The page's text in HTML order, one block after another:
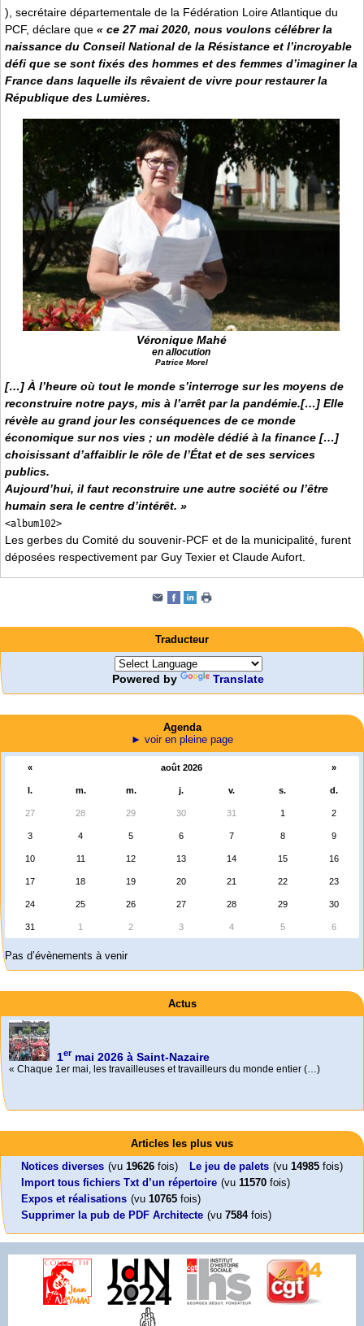
), secrétaire départementale de la Fédération Loire Atlantique du
PCF, déclare que « ce 27 mai 2020, nous voulons célébrer la
naissance du Conseil National de la Résistance et l’incroyable
défi que se sont fixés des hommes et des femmes d’imaginer la
France dans laquelle ils rêvaient de vivre pour restaurer la
République des Lumières.
Véronique Mahé
en allocution
Patrice Morel
[…] À l’heure où tout le monde s’interroge sur les moyens de
reconstruire notre pays, mis à l’arrêt par la pandémie.[…] Elle
révèle au grand jour les conséquences de ce monde
économique sur nos vies ; un modèle dédié à la finance […]
choisissant d’affaiblir le rôle de l’État et de ses services
publics.
Aujourd’hui, il faut reconstruire une autre société ou l’être
humain sera le centre d’intérêt. »
<album102>
Les gerbes du Comité du souvenir-PCF et de la municipalité, furent
déposées respectivement par Guy Texier et Claude Aufort.
Traducteur
Powered by Translate
Agenda
► voir en pleine page
« août 2026 »
l. m. m. j. v. s. d.
27 28 29 30 31 1 2
3 4 5 6 7 8 9
10 11 12 13 14 15 16
17 18 19 20 21 22 23
24 25 26 27 28 29 30
31 1 2 3 4 5 6
Pas d’évènements à venir
Actus
« Chaque 1er mai, les travailleuses et travailleurs du monde entier (…)
Aujourd’hui, mercredi 18 mars 2026, le président de la République
Leonard Peltier libre !
Leonard Peltier, un Amérindien condamné deux fois à la prison à vie pour
un (…)
En Pays-de-la-Loire le couperet est tombé !
« La présidente Horizons de la région Pays de la Loire veut faire voter ce (…)
Mon CV... Cette perle indique une nouveauté, ou le dernier travail (…)
Articles les plus vus
Notices diverses (vu 19626 fois) Le jeu de palets (vu 14985 fois)
Import tous fichiers Txt d’un répertoire (vu 11570 fois)
Expos et réalisations (vu 10765 fois)
Supprimer la pub de PDF Architecte (vu 7584fois)